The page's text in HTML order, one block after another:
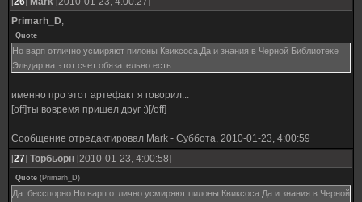
Primarh_D,
Quote
Но варп отлично усмиряют пилоны Квиксоса.Да и знания в Черной Библиотеке
Эльдар на этот счет обязательно есть.
именно про этот артефакт я говорил...
[off]ты вовремя пришел друг :)[/off]
Сообщение отредактировал Mark - Суббота, 2010-01-23, 4:00:59
[27] Торбьорн [2010-01-23, 4:00:58]
Quote (Primarh_D)
Да .бесспорно.Но варп отлично усмиряют пилоны Квиксоса.Да и знания в Черной